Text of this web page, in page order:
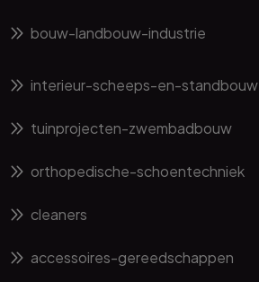
bouw-landbouw-industrie
interieur-scheeps-en-standbouw
tuinprojecten-zwembadbouw
orthopedische-schoentechniek
cleaners
accessoires-gereedschappen